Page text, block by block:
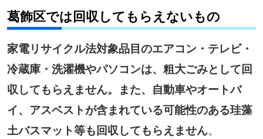
葛飾区では回収してもらえないもの
家電リサイクル法対象品目のエアコン・テレビ・
冷蔵庫・洗濯機やパソコンは、粗大ごみとして回
収してもらえません。また、自動車やオートバ
イ、アスベストが含まれている可能性のある珪藻
土バスマット​​等も回収してもらえません。